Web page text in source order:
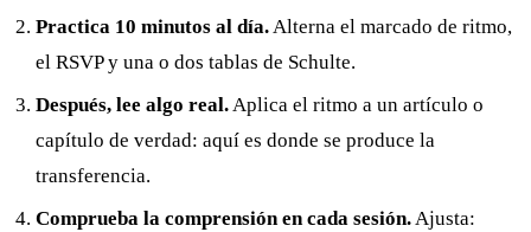
Practica 10 minutos al día. Alterna el marcado de ritmo,
el RSVP y una o dos tablas de Schulte.
Después, lee algo real.Aplica el ritmo a un artículo o
capítulo de verdad: aquí es donde se produce la
transferencia.
Comprueba la comprensión en cada sesión.Ajusta: